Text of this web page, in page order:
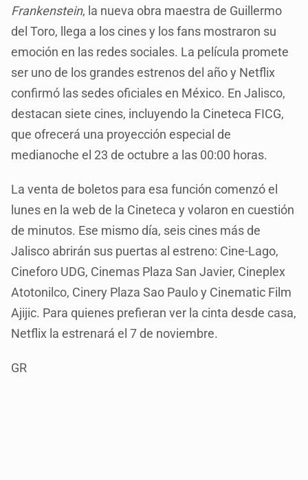
Frankenstein, la nueva obra maestra de Guillermo
del Toro, llega a los cines y los fans mostraron su
emoción en las redes sociales. La película promete
ser uno de los grandes estrenos del año y Netflix
confirmó las sedes oficiales en México. En Jalisco,
destacan siete cines, incluyendo la Cineteca FICG,
que ofrecerá una proyección especial de
medianoche el 23 de octubre a las 00:00 horas.
La venta de boletos para esa función comenzó el
lunes en la web de la Cineteca y volaron en cuestión
de minutos. Ese mismo día, seis cines más de
Jalisco abrirán sus puertas al estreno: Cine-Lago,
Cineforo UDG, Cinemas Plaza San Javier, Cineplex
Atotonilco, Cinery Plaza Sao Paulo y Cinematic Film
Ajijic. Para quienes prefieran ver la cinta desde casa,
Netflix la estrenará el 7 de noviembre.
GR